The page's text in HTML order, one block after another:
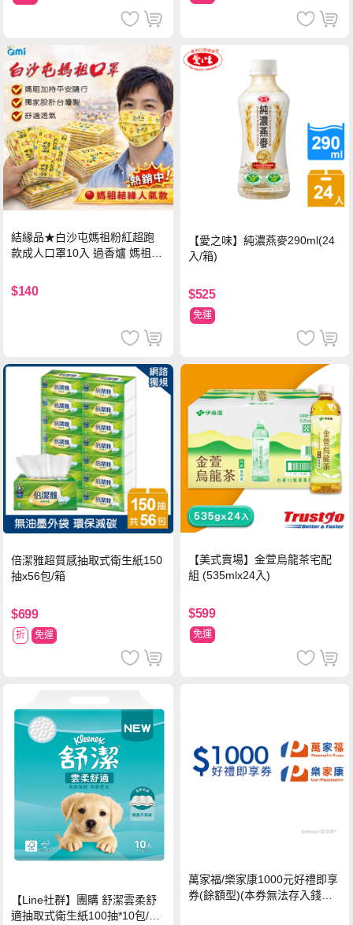
結緣品★白沙屯媽祖粉紅超跑
款成人口罩10入 過香爐 媽祖加
$140
【愛之味】純濃燕麥290ml(24
入/箱)
$525
免運
倍潔雅超質感抽取式衛生紙150
抽x56包/箱
$699
折 免運
【美式賣場】金萱烏龍茶宅配
組 (535mlx24入)
$599
免運
【Line社群】團購 舒潔雲柔舒
適抽取式衛生紙100抽*10包/6
萬家福/樂家康1000元好禮即享
券(餘額型)(本券無法存入錢包